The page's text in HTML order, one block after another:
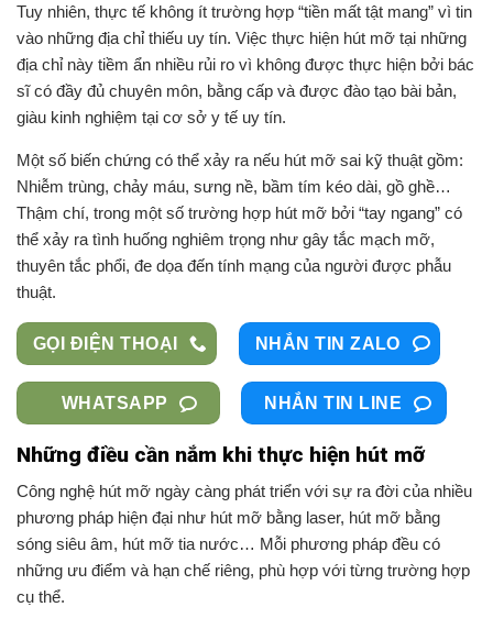
Tuy nhiên, thực tế không ít trường hợp “tiền mất tật mang” vì tin
vào những địa chỉ thiếu uy tín. Việc thực hiện hút mỡ tại những
địa chỉ này tiềm ẩn nhiều rủi ro vì không được thực hiện bởi bác
sĩ có đầy đủ chuyên môn, bằng cấp và được đào tạo bài bản,
giàu kinh nghiệm tại cơ sở y tế uy tín.
Một số biến chứng có thể xảy ra nếu hút mỡ sai kỹ thuật gồm:
Nhiễm trùng, chảy máu, sưng nề, bầm tím kéo dài, gồ ghề…
Thậm chí, trong một số trường hợp hút mỡ bởi “tay ngang” có
thể xảy ra tình huống nghiêm trọng như gây tắc mạch mỡ,
thuyên tắc phổi, đe dọa đến tính mạng của người được phẫu
thuật.
GỌI ĐIỆN THOẠI NHẮN TIN ZALO
WHATSAPP NHẮN TIN LINE
Những điều cần nắm khi thực hiện hút mỡ
Công nghệ hút mỡ ngày càng phát triển với sự ra đời của nhiều
phương pháp hiện đại như hút mỡ bằng laser, hút mỡ bằng
sóng siêu âm, hút mỡ tia nước… Mỗi phương pháp đều có
những ưu điểm và hạn chế riêng, phù hợp với từng trường hợp
cụ thể.